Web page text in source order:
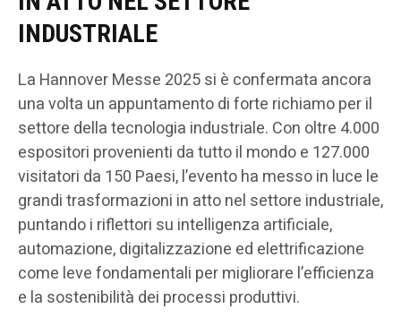
INDUSTRIALE
La Hannover Messe 2025 si è confermata ancora
una volta un appuntamento di forte richiamo per il
settore della tecnologia industriale. Con oltre 4.000
espositori provenienti da tutto il mondo e 127.000
visitatori da 150 Paesi, l’evento ha messo in luce le
grandi trasformazioni in atto nel settore industriale,
puntando i riflettori su intelligenza artificiale,
automazione, digitalizzazione ed elettrificazione
come leve fondamentali per migliorare l’efficienza
e la sostenibilità dei processi produttivi.